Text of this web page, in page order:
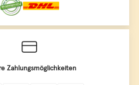
Zahlungsmöglichkeiten